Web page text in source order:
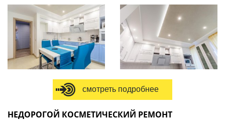
смотреть подробнее
НЕДОРОГОЙ КОСМЕТИЧЕСКИЙ РЕМОНТ